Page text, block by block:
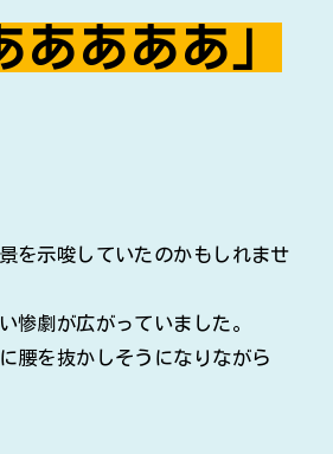
ああああ」
を示唆していたのかもしれませ
惨劇が広がっていました。
腰を抜かしそうになりながら